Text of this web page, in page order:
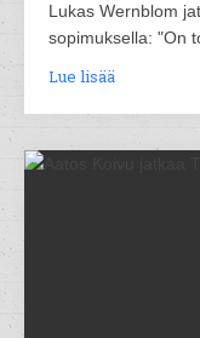
Lukas Wernblom
sopimuksella: "On
Lue lisää